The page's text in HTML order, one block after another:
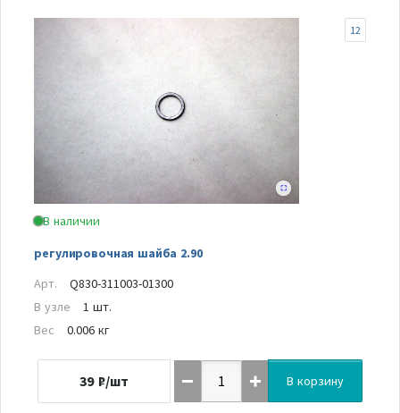
В наличии
регулировочная шайба 2.90
12
Арт.
Q830-311003-01300
В узле
1 шт.
Вес
0.006 кг
39 ₽/шт В корзину